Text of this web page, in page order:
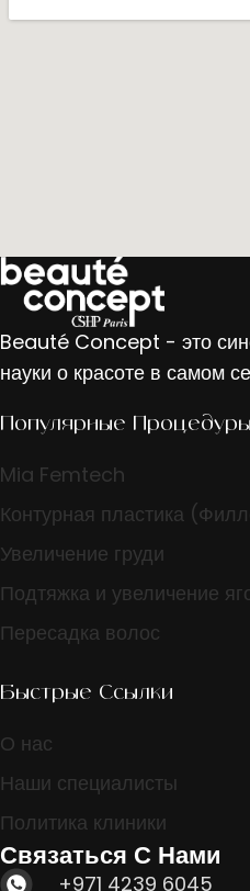
Beauté Concept - это
науки о красоте в самом
Популярные Процедуры
Mia Femtech
Контурная пластика
Увеличение груди
Подтяжка и увеличение
Пересадка волос
Быстрые Ссылки
О нас
Наши специалисты
Политика клиники
Связаться С Нами
+971 4239 6045